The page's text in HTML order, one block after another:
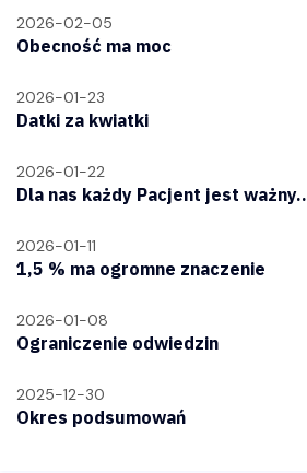
2026-02-05
Obecność ma moc
2026-01-23
Datki za kwiatki
2026-01-22
Dla nas każdy Pacjent jest ważny..
2026-01-11
1,5 % ma ogromne znaczenie
2026-01-08
Ograniczenie odwiedzin
2025-12-30
Okres podsumowań